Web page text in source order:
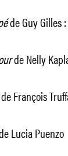
de Guy Gilles
de Nelly
François
Lucia Puenzo